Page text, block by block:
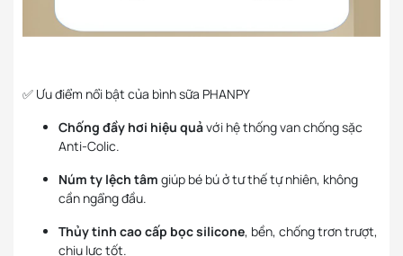
✅ Ưu điểm nổi bật của bình sữa PHANPY
Chống đầy hơi hiệu quảvới hệ thống van chống sặc
Anti-Colic.
Núm ty lệch tâm giúp bé bú ở tư thế tự nhiên, không
cần ngẩng đầu.
Thủy tinh cao cấp bọc silicone, bền, chống trơn trượt,
chịu lực tốt.